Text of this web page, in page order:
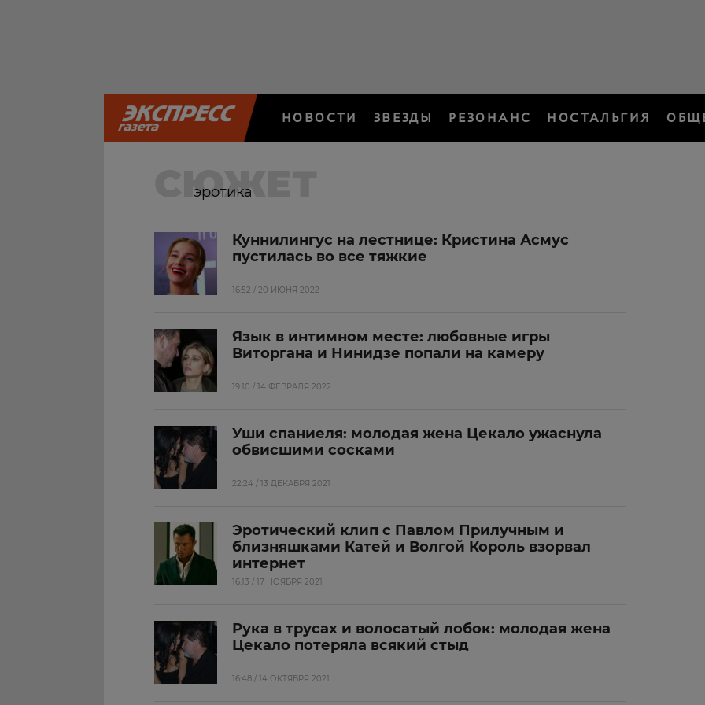
НОВОСТИ ЗВЕЗДЫ РЕЗОНАНС НОСТАЛЬГИЯ
СЮЖЕТ
эротика
Куннилингус на лестнице: Кристина Асмус
пустилась во все тяжкие
16:52 / 20 ИЮНЯ 2022
Язык в интимном месте: любовные игры
Виторгана и Нинидзе попали на камеру
19:10 / 14 ФЕВРАЛЯ 2022
Уши спаниеля: молодая жена Цекало ужаснула
обвисшими сосками
22:24 / 13 ДЕКАБРЯ 2021
Эротический клип с Павлом Прилучным и
близняшками Катей и Волгой Король взорвал
интернет
16:13 / 17 НОЯБРЯ 2021
Рука в трусах и волосатый лобок: молодая жена
Цекало потеряла всякий стыд
16:48 / 14 ОКТЯБРЯ 2021